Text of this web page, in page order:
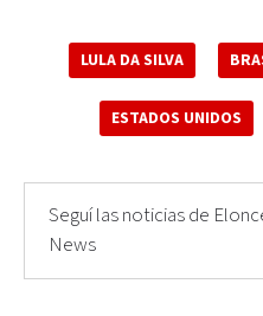
LULA DA SILVA
ESTADOS UNIDOS
Seguí las noticias de
News